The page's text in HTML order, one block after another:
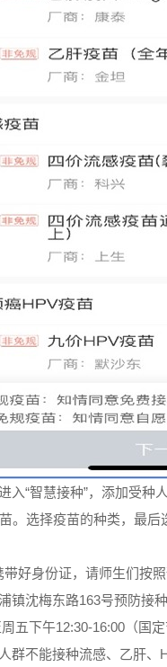
入“智慧接种”，添加受种
。选择疫苗的种类，最
带好身份证，请师生们按
镇沈梅东路163号预防接
五下午12:30-16:00（国定
群不能接种流感、乙肝、